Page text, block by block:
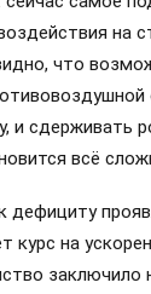
на
что
и сдерживать
всё
дефициту
курс на
заключило